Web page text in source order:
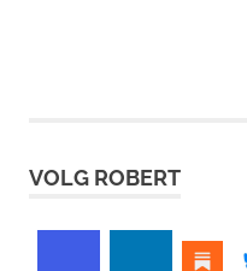
VOLG ROBERT